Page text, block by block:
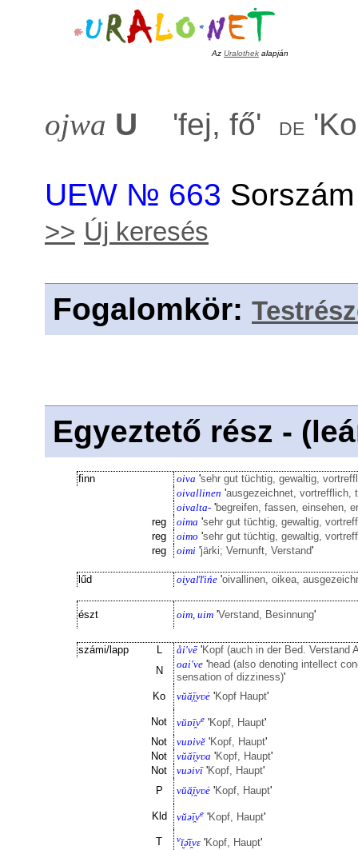
Az Uralothek alapján
ojwa U 'fej, fő' de '
UEW № 663
>> Új keresés
Fogalomkör:
Egyeztető rész -
finn oiva 'sehr gut tüchtig, gewaltig,
oivallinen 'ausgezeichnet, vortrefflich,
oivalta- 'begreifen, fassen, einsehen,
reg
oima 'sehr gut tüchtig, gewaltig,
reg
oimo 'sehr gut tüchtig, gewaltig,
reg
oimi 'järki; Vernunft, Verstand'
lűd oi̯vaľľińe 'oivallinen, oikea,
észt oim, uim 'Verstand, Besinnung'
számi/lapp L åi'vē 'Kopf (auch in der Bed. Verstand
N
oai've 'head (also denoting intellect
sensation of dizziness)'
Ko
vŭă͕ī̯vʋė 'Kopf Haupt'
Not vŭɒī̯ve 'Kopf, Haupt'
Not
vuɒivĕ 'Kopf, Haupt'
Not
vŭăī̯vʋa 'Kopf, Haupt'
Not
vuəivī'Kopf, Haupt'
P
vŭă͕ī̯vʋė 'Kopf, Haupt'
Kld vŭəī̯ve 'Kopf, Haupt'
T νĭ̮ə̑ī̯vε 'Kopf, Haupt'